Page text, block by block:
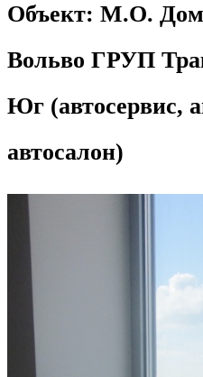
Объект: М.О.
Вольво ГРУП
Юг (автосервис,
автосалон)